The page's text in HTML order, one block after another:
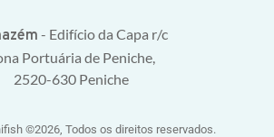
- Edifício da Capa r/c
Portuária de Peniche,
2520-630 Peniche
©2026, Todos os direitos reservados.